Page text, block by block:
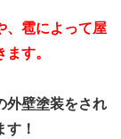
、雹によって屋
す。
外壁塗装をされ
！